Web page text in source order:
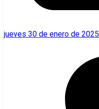
jueves 30 de enero de 2025